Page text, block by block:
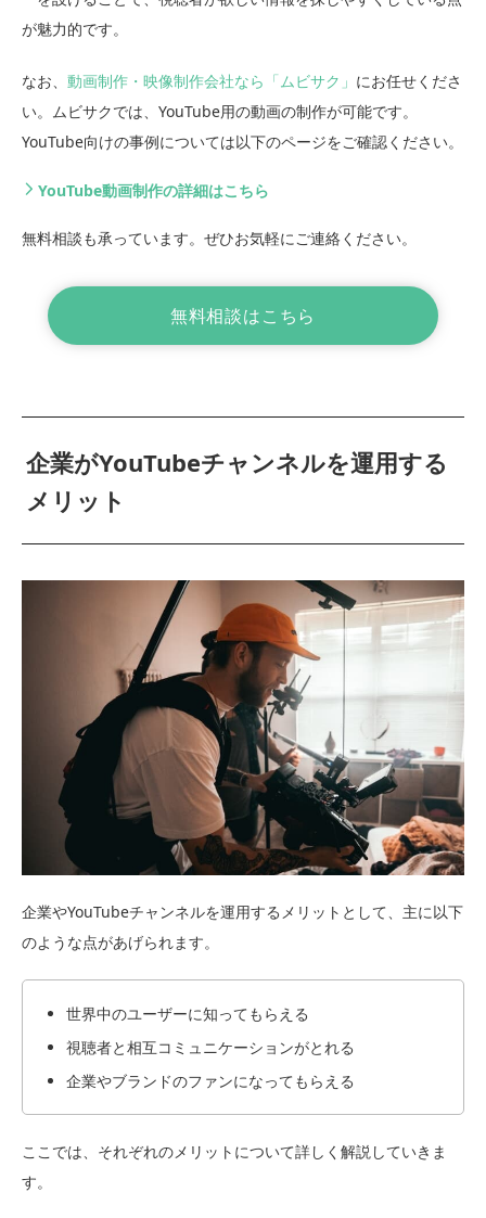
が魅力的です。
なお、 動画制作・映像制作会社なら「ムビサク」 にお任せくださ
い。ムビサクでは、YouTube用の動画の制作が可能です。
YouTube向けの事例については以下のページをご確認ください。
YouTube動画制作の詳細はこちら
無料相談も承っています。ぜひお気軽にご連絡ください。
無料相談はこちら
企業がYouTubeチャンネルを運用する
メリット
企業やYouTubeチャンネルを運用するメリットとして、主に以下
のような点があげられます。
世界中のユーザーに知ってもらえる
視聴者と相互コミュニケーションがとれる
企業やブランドのファンになってもらえる
ここでは、それぞれのメリットについて詳しく解説していきま
す。